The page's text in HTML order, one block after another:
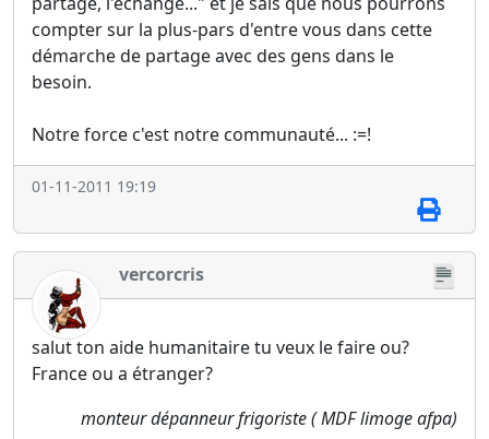
compter sur la plus-pars d'entre vous dans cette
démarche de partage avec des gens dans le
besoin.
Notre force c'est notre communauté... :=!
01-11-2011 19:19
vercorcris
salut ton aide humanitaire tu veux le faire ou?
France ou a étranger?
monteur dépanneur frigoriste ( MDF limoge afpa)